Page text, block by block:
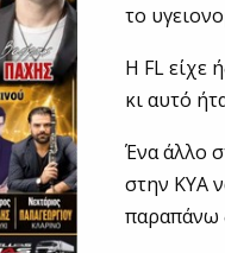
το
Η FL είχε
κι αυτό
Ένα άλλο
στην ΚΥΑ
παραπάνω